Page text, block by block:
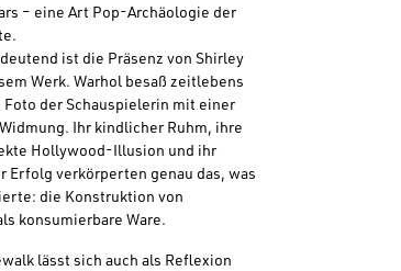
– eine Art Pop-Archäologie der
ist die Präsenz von Shirley
Werk. Warhol besaß zeitlebens
der Schauspielerin mit einer
Ihr kindlicher Ruhm, ihre
Hollywood-Illusion und ihr
Erfolg verkörperten genau das, was
die Konstruktion von
konsumierbare Ware.
lässt sich auch als Reflexion